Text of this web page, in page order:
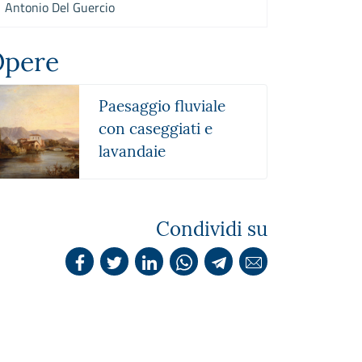
Antonio Del Guercio
Paesaggio fluviale
con caseggiati e
lavandaie
Condividi su